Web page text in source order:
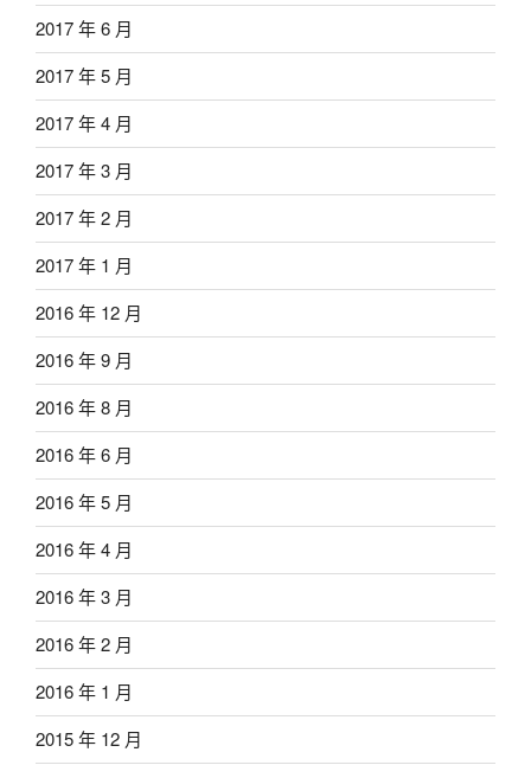
2017 年 6 月
2017 年 5 月
2017 年 4 月
2017 年 3 月
2017 年 2 月
2017 年 1 月
2016 年 12 月
2016 年 9 月
2016 年 8 月
2016 年 6 月
2016 年 5 月
2016 年 4 月
2016 年 3 月
2016 年 2 月
2016 年 1 月
2015 年 12 月